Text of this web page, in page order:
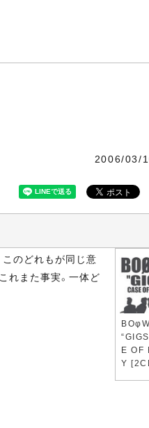
2006/03/
E OF
Y
このどれもが同じ意
れまた事実。一体ど